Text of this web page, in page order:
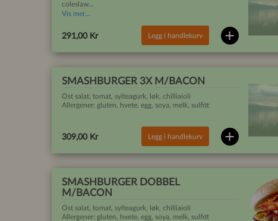
291,00 Kr Legg i handlekurv
coleslaw
Allergener: gluten, hvete egg, soya melk
Vis mer...
SMASHBURGER 3X M/BACON
309,00 Kr Legg i handlekurv
Ost salat, tomat, sylteagurk, løk, chilliaioli
Allergener: gluten, hvete, egg, soya, melk, sulfitt
SMASHBURGER DOBBEL
M/BACON
Ost salat, tomat, sylteagurk, løk, chilliaioli
Allergener: gluten, hvete, egg, soya, melk, sulfitt